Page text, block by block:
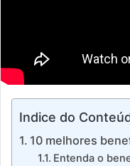
Indice do
10 melhores
Entenda o